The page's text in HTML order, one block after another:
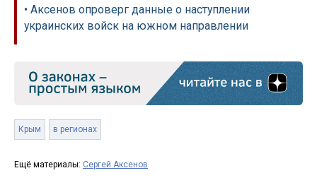
• Аксенов опроверг данные о наступлении
украинских войск на южном направлении
Крым в регионах
Ещё материалы: Сергей Аксенов